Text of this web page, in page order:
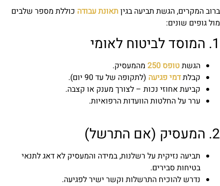
ברוב המקרים, הגשת תביעה בגיןתאונת עבודה כוללת מספר שלבים
מול גופים שונים:
1. המוסד לביטוח לאומי
הגשתטופס 250
מהמעסיק.
קבלתדמי פגיעה (לתקופה של עד 90 יום).
קביעת אחוזי נכות – לצורך מענק או קצבה.
ערר על החלטות הוועדות הרפואיות.
2. המעסיק (אם התרשל)
תביעה נזיקית על רשלנות, במידה והמעסיק לא דאג לתנאי
בטיחות סבירים.
נדרש להוכיח התרשלות וקשר ישיר לפגיעה.